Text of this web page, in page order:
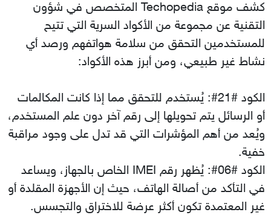
كشف موقع Techopedia المتخصص في شؤون
التقنية عن مجموعة من الأكواد السرية التي تتيح
للمستخدمين التحقق من سلامة هواتفهم ورصد أي
نشاط غير طبيعي، ومن أبرز هذه الأكواد:
الكود ‎#21#‎: يُستخدم للتحقق مما إذا كانت المكالمات
أو الرسائل يتم تحويلها إلى رقم آخر دون علم المستخدم،
ويُعد من أهم المؤشرات التي قد تدل على وجود مراقبة
خفية.
الكود ‎#06#‎: يُظهر رقم IMEI الخاص بالجهاز، ويساعد
في التأكد من أصالة الهاتف، حيث إن الأجهزة المقلدة أو
غير المعتمدة تكون أكثر عرضة للاختراق والتجسس.